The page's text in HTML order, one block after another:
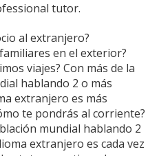
tutor.
al extranjero?
en el exterior?
viajes? Con más de la
hablando 2 o más
extranjero es más
te pondrás al corriente?
mundial hablando 2
extranjero es cada vez